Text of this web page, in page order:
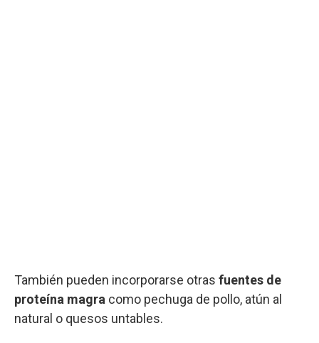
También pueden incorporarse otras fuentes de
proteína magra como pechuga de pollo, atún al
natural o quesos untables.